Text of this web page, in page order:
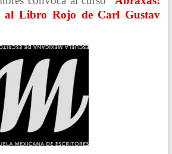
al Libro Rojo de Carl Gustav